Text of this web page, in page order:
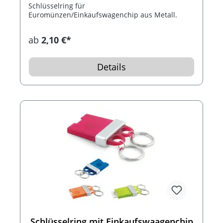
Schlüsselring für
Euromünzen/Einkaufswagenchip aus Metall.
ab 2,10 €*
Details